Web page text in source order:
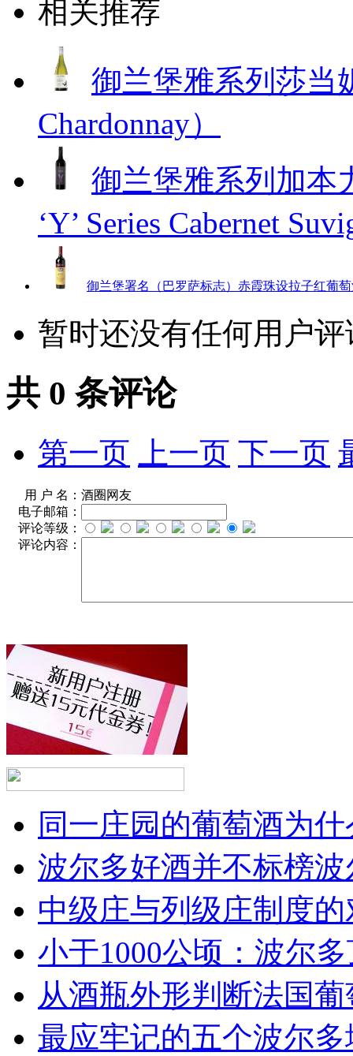
相关推荐
御兰堡雅系列莎当
Chardonnay）
御兰堡雅系列加本
‘Y’ Series Cabernet
御兰堡署名（巴罗萨标志）赤霞珠设拉子红葡萄
暂时还没有任何用户评
共 0 条评论
第一页 上一页 下一页
用 户 名： 酒圈网友
电子邮箱：
评论等级：
评论内容：
同一庄园的葡萄酒为
波尔多好酒并不标榜
中级庄与列级庄制度
小于1000公顷：波尔
从酒瓶外形判断法国
最应牢记的五个波尔多